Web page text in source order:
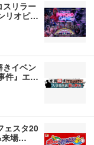
スリラー
リオピ…
きイベン
件』エ…
ェスタ20
来場…